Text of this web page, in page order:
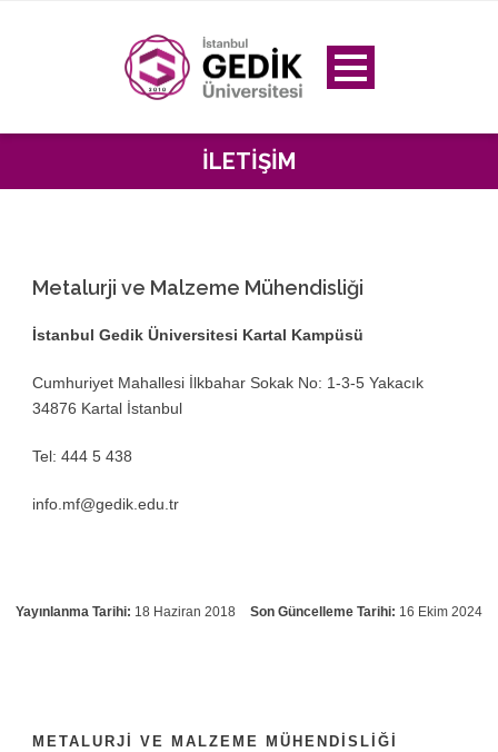
İLETIŞIM
Metalurji ve Malzeme Mühendisliği
İstanbul Gedik Üniversitesi Kartal Kampüsü
Cumhuriyet Mahallesi İlkbahar Sokak No: 1-3-5 Yakacık
34876 Kartal İstanbul
Tel: 444 5 438
info.mf@gedik.edu.tr
Yayınlanma Tarihi: 18 Haziran 2018 Son Güncelleme Tarihi: 16 Ekim 2024
METALURJI VE MALZEME MÜHENDISLIĞI